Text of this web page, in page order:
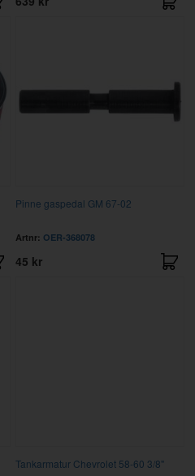
Pinne gaspedal GM 67-02
Artnr: OER-368078
45 kr
Tankarmatur Chevrolet 58-60 3/8"